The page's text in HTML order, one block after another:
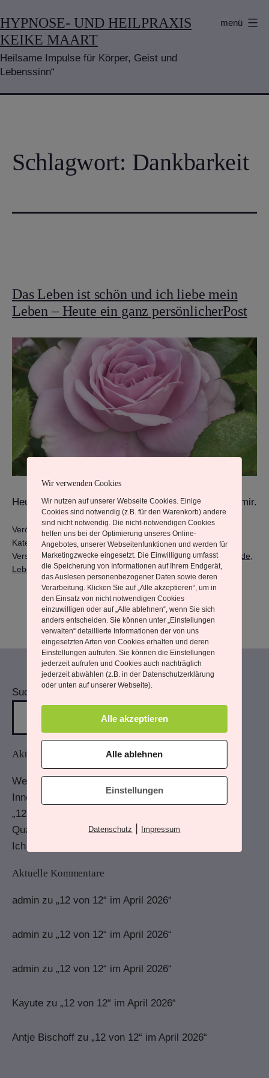
Inhalt
springen
HYPNOSE- UND HEILPRAXIS
KEIKE MAART
Heilsame Impulse für Körper, Geist und
Lebenssinn“
menü
Schlagwort: Dankbarkeit
Das Leben ist schön und ich liebe mein
Leben – Heute ein ganz persönlicherPost
Heute mal ganz emotional – eine andere Seite von mir.
Veröffentlicht am20. Juni 2025
Kategorisiert alsAus meinem Leben
Verschlagwortet mitDankbarkeit,Das Leben ist Schön, Freude
Leben
Suchen
Aktuelle Beiträge
Wenn Du mehr wahrnimmst
Innere Antreiber – und wie sie wirken.
„12 von 12“ im April 2026“
Quartalsrückblick – Erstes Quartal 2026
Ich hab ein zärtliches Gefühl
Aktuelle Kommentare
admin zu „12 von 12“ im April 2026“
admin zu „12 von 12“ im April 2026“
admin zu „12 von 12“ im April 2026“
Kayute zu „12 von 12“ im April 2026“
Antje Bischoff zu „12 von 12“ im April 2026“
Wir verwenden Cookies
Wir nutzen auf unserer Webseite Cookies. Einige
Cookies sind notwendig (z.B. für den Warenkorb) andere
sind nicht notwendig. Die nicht-notwendigen Cookies
helfen uns bei der Optimierung unseres Online-
Angebotes, unserer Webseitenfunktionen und werden für
Marketingzwecke eingesetzt. Die Einwilligung umfasst
die Speicherung von Informationen auf Ihrem Endgerät,
das Auslesen personenbezogener Daten sowie deren
Verarbeitung. Klicken Sie auf „Alle akzeptieren“, um in
den Einsatz von nicht notwendigen Cookies
einzuwilligen oder auf „Alle ablehnen“, wenn Sie sich
anders entscheiden. Sie können unter „Einstellungen
verwalten“ detaillierte Informationen der von uns
eingesetzten Arten von Cookies erhalten und deren
Einstellungen aufrufen. Sie können die Einstellungen
jederzeit aufrufen und Cookies auch nachträglich
jederzeit abwählen (z.B. in der Datenschutzerklärung
oder unten auf unserer Webseite).
Alle akzeptieren
Alle ablehnen
Einstellungen
Datenschutz | Impressum